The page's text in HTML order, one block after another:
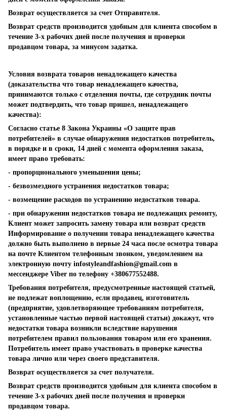
Возврат осуществляется за счет Отправителя.
Возврат средств производится удобным для клиента способом в
течение 3-х рабочих дней после получения и проверки
продавцом товара, за минусом задатка.
Условия возврата товаров ненадлежащего качества
(доказательства что товар ненадлежащего качества,
принимаются только с отделения почты, где сотрудник почты
может подтвердить, что товар пришел, ненадлежащего
качества):
Согласно статье 8 Закона Украины «О защите прав
потребителей» в случае обнаружения недостатков потребитель,
в порядке и в сроки, 14 дней с момента оформления заказа,
имеет право требовать:
- пропорционального уменьшения цены;
- безвозмездного устранения недостатков товара;
- возмещение расходов по устранению недостатков товара.
- при обнаружении недостатков товара не подлежащих ремонту,
Клиент может запросить замену товара или возврат средств
Информирование о получении товара ненадлежащего качества
должно быть выполнено в первые 24 часа после осмотра товара
на почте Клиентом телефонным звонком, уведомлением на
электронную почту infostyleandfashion@gmail.com в
мессенджере Viber по телефону +380677552488.
Требования потребителя, предусмотренные настоящей статьей,
не подлежат воплощению, если продавец, изготовитель
(предприятие, удовлетворяющее требованиям потребителя,
установленные частью первой настоящей статьи) докажут, что
недостатки товара возникли вследствие нарушения
потребителем правил пользования товаром или его хранения.
Потребитель имеет право участвовать в проверке качества
товара лично или через своего представителя.
Возврат осуществляется за счет получателя.
Возврат средств производится удобным для клиента способом в
течение 3-х рабочих дней после получения и проверки
продавцом товара.